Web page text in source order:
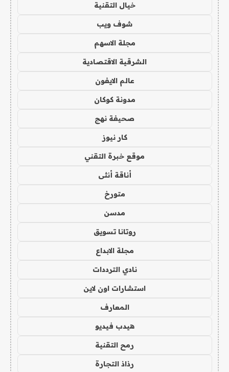
خيال التقنية
شوف ويب
مجلة الاسهم
الشرقية الاقتصادية
عالم الايفون
مدونة كوكان
صحيفة نهج
كار نيوز
موقع خبرة التقني
أناقة أنثى
متورخ
مدسن
روتانا تسويق
مجلة الابداع
نادي الترددات
استشارات اون لاين
المعارف
هيدب فيديو
رمح التقنية
رذاذ التجارة